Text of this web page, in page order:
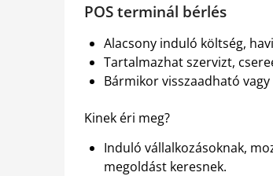
POS terminál bérlés
Alacsony induló költség,
Tartalmazhat szervizt,
Bármikor visszaadható
Kinek éri meg?
Induló vállalkozásoknak,
megoldást keresnek.